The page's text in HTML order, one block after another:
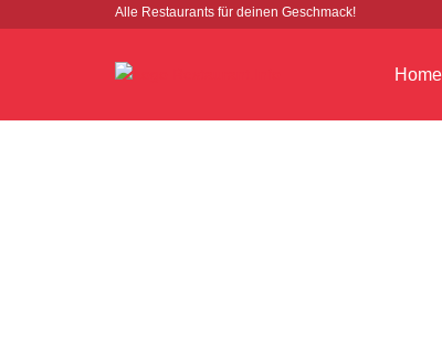
Alle Restaurants für deinen Geschmack!
Home